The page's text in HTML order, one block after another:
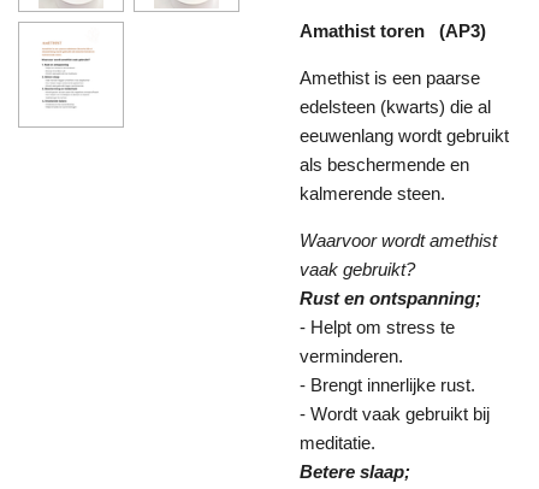
Amathist toren (AP3)
Amethist is een paarse
edelsteen (kwarts) die al
eeuwenlang wordt gebruikt
als beschermende en
kalmerende steen.
Waarvoor wordt amethist
vaak gebruikt?
Rust en ontspanning;
- Helpt om stress te
verminderen.
- Brengt innerlijke rust.
- Wordt vaak gebruikt bij
meditatie.
Betere slaap;